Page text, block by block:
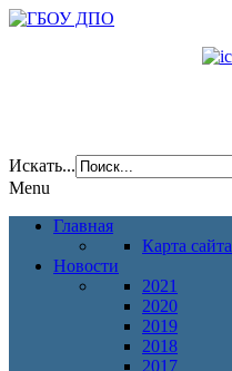
Искать...
Menu
Главная
Карта сайта
Новости
2021
2020
2019
2018
2017